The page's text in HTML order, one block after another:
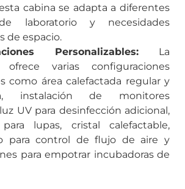
cabina se adapta a diferentes
laboratorio y necesidades
de espacio.
Personalizables: La
ofrece varias configuraciones
como área calefactada regular y
instalación de monitores
UV para desinfección adicional,
lupas, cristal calefactable,
para control de flujo de aire y
para empotrar incubadoras de